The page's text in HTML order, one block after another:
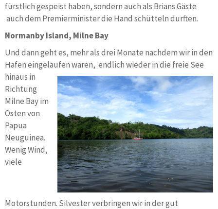
fürstlich gespeist haben, sondern auch als Brians Gäste
auch dem Premierminister die Hand schütteln durften.
Normanby Island, Milne Bay
Und dann geht es, mehr als drei Monate nachdem wir in den
Hafen eingelaufen waren, endlich wieder in die freie See
hinaus in
Richtung
Milne Bay im
Osten von
Papua
Neuguinea.
Wenig Wind,
viele
Motorstunden. Silvester verbringen wir in der gut